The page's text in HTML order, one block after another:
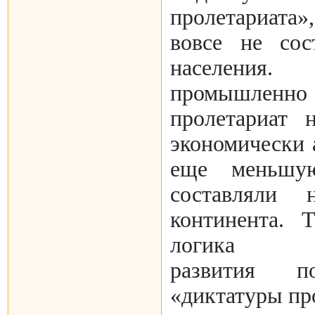
вовсе не
промышленно
экономически
еще
составляли
континента.
логика
развития
«диктатуры